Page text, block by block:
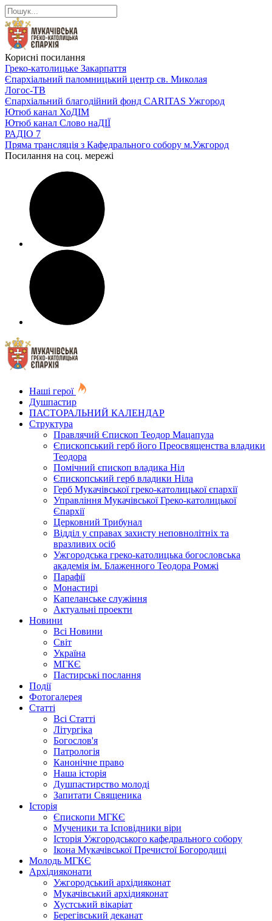
Корисні посилання
Греко-католицьке Закарпаття
Єпархіальний паломницький центр св. Миколая
Логос-ТВ
Єпархіальний благодійний фонд CARITAS Ужгород
Ютюб канал ХоДІМ
Ютюб канал Слово наДІЇ
РАДІО 7
Пряма трансляція з Кафедрального собору м.Ужгород
Посилання на соц. мережі
Наші герої
Душпастир
ПАСТОРАЛЬНИЙ КАЛЕНДАР
Структура
Правлячий Єпископ Теодор Мацапула
Єпископський герб його Преосвященства владики
Теодора
Помічний єпископ владика Ніл
Єпископський герб владики Ніла
Герб Мукачівської греко-католицької єпархії
Управління Мукачівської Греко-католицької
Єпархії
Церковний Трибунал
Відділ у справах захисту неповнолітніх та
вразливих осіб
Ужгородська греко-католицька богословська
академія ім. Блаженного Теодора Ромжі
Парафії
Монастирі
Капеланське служіння
Актуальні проекти
Новини
Всі Новини
Світ
Україна
МГКЄ
Пастирські послання
Події
Фотогалерея
Статті
Всі Статті
Літургіка
Богослов'я
Патрологія
Канонічне право
Наша історія
Душпастирство молоді
Запитати Священика
Історія
Єпископи МГКЄ
Мученики та Ісповідники віри
Історія Ужгородського кафедрального собору
Ікона Мукачівської Пречистої Богородиці
Молодь МГКЄ
Архідияконати
Ужгородський архідияконат
Мукачівський архідияконат
Хустський вікаріат
Берегівський деканат